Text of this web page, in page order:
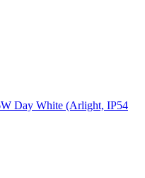
Day White (Arlight, IP54